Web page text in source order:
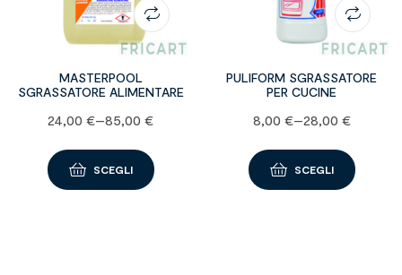
MASTERPOOL
SGRASSATORE ALIMENTARE
24,00 €–85,00 €
SCEGLI
PULIFORM SGRASSATORE
PER CUCINE
8,00 €–28,00 €
SCEGLI